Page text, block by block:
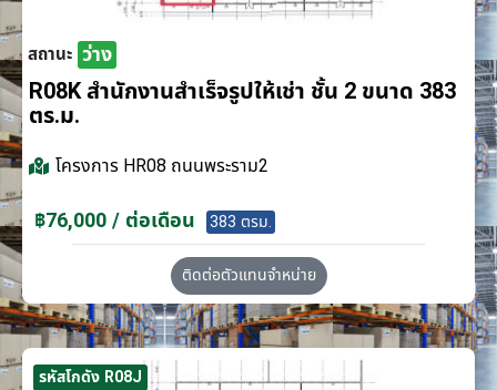
สถานะ ว่าง
R08K สำนักงานสำเร็จรูปให้เช่า ชั้น 2 ขนาด 383
ตร.ม.
โครงการ HR08 ถนนพระราม2
฿76,000 / ต่อเดือน 383 ตรม.
ติดต่อตัวแทนจำหน่าย
รหัสโกดัง R08J